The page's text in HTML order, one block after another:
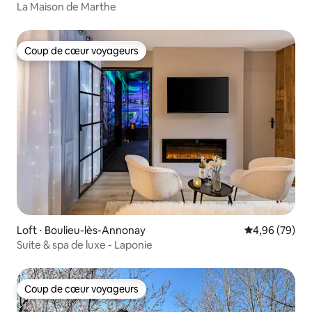
La Maison de Marthe
Coup de cœur voyageurs
Coup de cœur voyageurs
Loft ⋅ Boulieu-lès-Annonay Évaluation
4,96 (79)
Suite & spa de luxe - Laponie
Coup de cœur voyageurs
Coup de cœur voyageurs